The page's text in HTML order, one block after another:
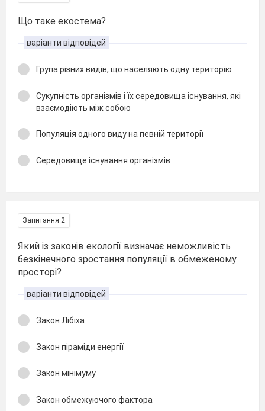
Що таке екостема?
варіанти відповідей
Група різних видів, що населяють одну територію
Сукупність організмів і їх середовища існування, які
взаємодіють між собою
Популяція одного виду на певній території
Середовище існування організмів
Запитання 2
Який із законів екології визначає неможливість
безкінечного зростання популяції в обмеженому
просторі?
варіанти відповідей
Закон Лібіха
Закон піраміди енергії
Закон мінімуму
Закон обмежуючого фактора